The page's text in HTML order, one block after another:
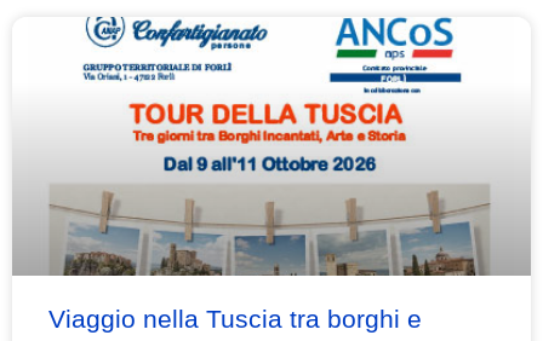
Viaggio nella Tuscia tra borghi e